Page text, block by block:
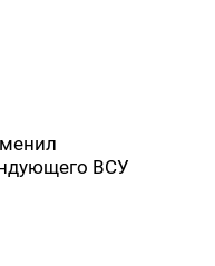
ВСУ